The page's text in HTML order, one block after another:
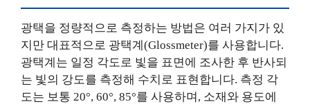
광택을 정량적으로 측정하는 방법은 여러 가지가 있
지만 대표적으로 광택계(Glossmeter)를 사용합니다.
광택계는 일정 각도로 빛을 표면에 조사한 후 반사되
는 빛의 강도를 측정해 수치로 표현합니다. 측정 각
도는 보통 20°, 60°, 85°를 사용하며, 소재와 용도에